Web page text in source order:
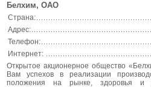
Белхим, ОАО
Страна:
Адрес:
Телефон:
Интернет:
Открытое акционерное общество
Вам успехов в реализации
положения на рынке, здоровья и